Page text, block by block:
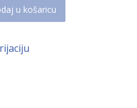
u košaricu